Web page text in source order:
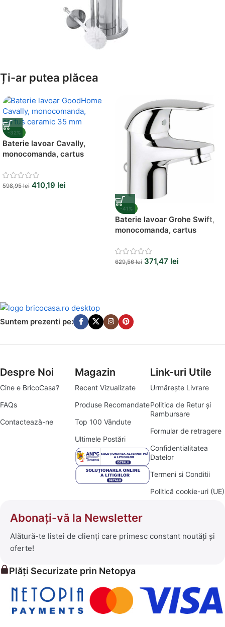
Suporți Hârtie Igenică
Vezi Oferta
Ți-ar putea plăcea
-32%
Baterie lavoar Cavally,
monocomanda, cartus
598,95lei 410,19 lei
-41%
Baterie lavoar Grohe Swift,
monocomanda, cartus
debit
629,56lei 371,47 lei
Suntem prezenti pe:
Despre Noi
Cine e BricoCasa?
FAQs
Contactează-ne
Magazin
Recent Vizualizate
Produse Recomandate
Top 100 Vândute
Ultimele Postări
Link-uri Utile
Urmărește Livrare
Politica de Retur și
Rambursare
Formular de retragere
Confidentialitatea
Datelor
Termeni si Conditii
Politică cookie-uri (UE)
Abonați-vă la Newsletter
Alătură-te listei de clienți care primesc constant noutăți și
oferte!
Plăți Securizate prin Netopya